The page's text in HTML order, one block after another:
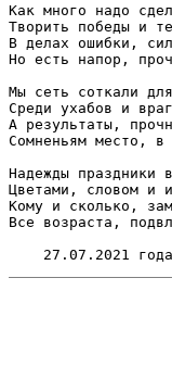
Как много надо
Творить победы и
В делах ошибки,
Но есть напор,
Мы сеть соткали
Среди ухабов и
А результаты,
Сомненьям место, в
Надежды праздники
Цветами, словом и
Кому и сколько,
Все возраста,